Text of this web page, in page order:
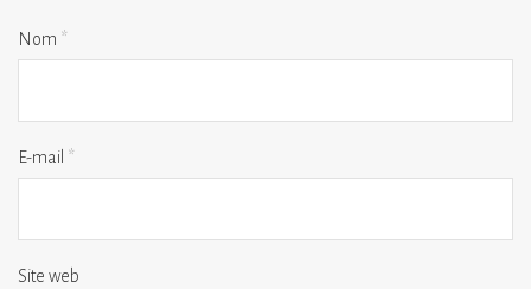
Nom *
E-mail *
Site web